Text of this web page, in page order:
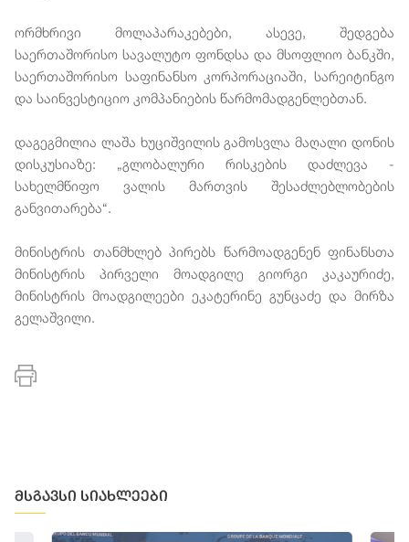
ორმხრივი მოლაპარაკებები, ასევე, შედგება
საერთაშორისო სავალუტო ფონდსა და მსოფლიო ბანკში,
საერთაშორისო საფინანსო კორპორაციაში, სარეიტინგო
და საინვესტიციო კომპანიების წარმომადგენლებთან.
დაგეგმილია ლაშა ხუციშვილის გამოსვლა მაღალი დონის
დისკუსიაზე: „გლობალური რისკების დაძლევა -
სახელმწიფო ვალის მართვის შესაძლებლობების
განვითარება“.
მინისტრის თანმხლებ პირებს წარმოადგენენ ფინანსთა
მინისტრის პირველი მოადგილე გიორგი კაკაურიძე,
მინისტრის მოადგილეები ეკატერინე გუნცაძე და მირზა
გელაშვილი.
მსგავსი სიახლეები